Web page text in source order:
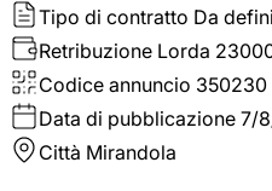
Tipo di contratto Da
Retribuzione Lorda
Codice annuncio 350230
Data di pubblicazione 7/
Città Mirandola